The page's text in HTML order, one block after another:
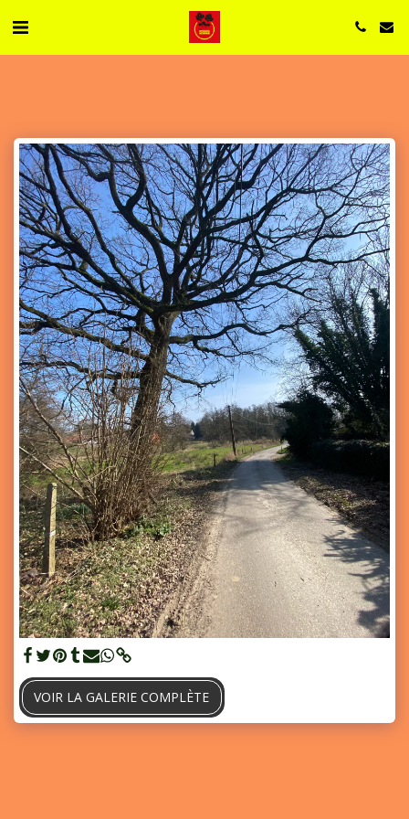
VOIR LA GALERIE COMPLÈTE